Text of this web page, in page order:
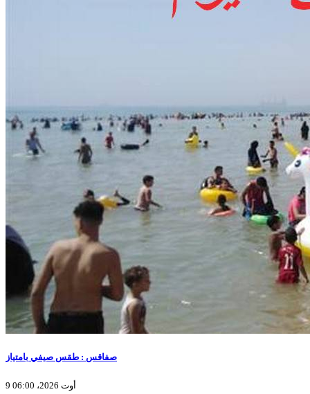
صفاقس : طقس صيفي بامتياز
9 أوت 2026، 06:00